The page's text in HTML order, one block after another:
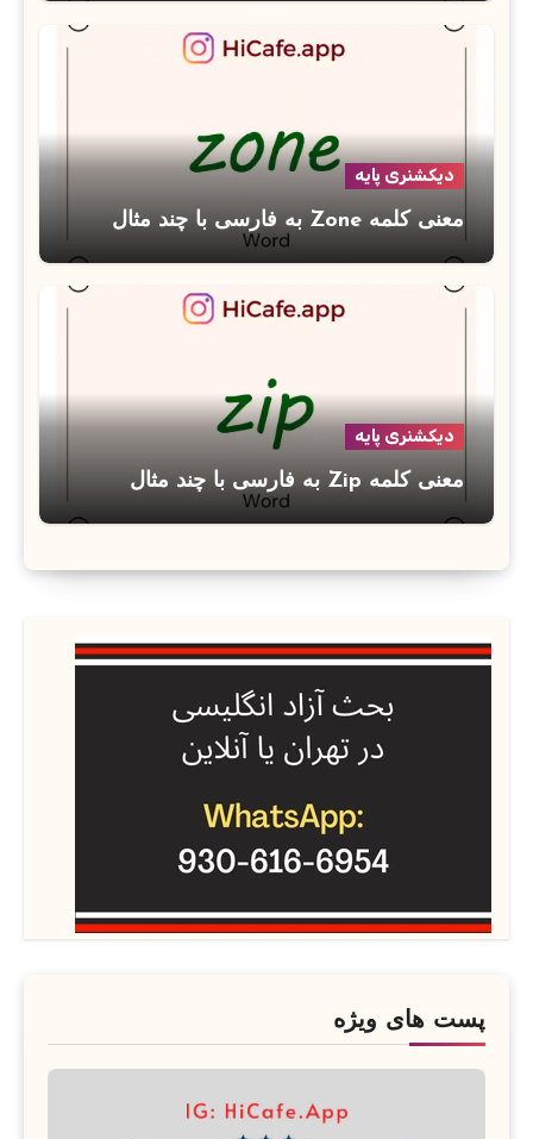
دیکشنری پایه
معنی کلمه Zone به فارسی با چند مثال
دیکشنری پایه
معنی کلمه Zip به فارسی با چند مثال
پست های ویژه